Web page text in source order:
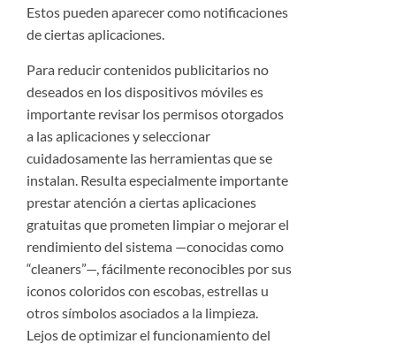
Estos pueden aparecer como notificaciones
de ciertas aplicaciones.
Para reducir contenidos publicitarios no
deseados en los dispositivos móviles es
importante revisar los permisos otorgados
a las aplicaciones y seleccionar
cuidadosamente las herramientas que se
instalan. Resulta especialmente importante
prestar atención a ciertas aplicaciones
gratuitas que prometen limpiar o mejorar el
rendimiento del sistema —conocidas como
“cleaners”—, fácilmente reconocibles por sus
iconos coloridos con escobas, estrellas u
otros símbolos asociados a la limpieza.
Lejos de optimizar el funcionamiento del